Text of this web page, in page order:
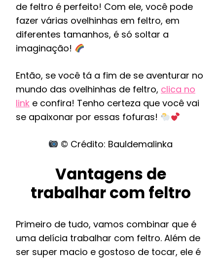
de feltro é perfeito! Com ele, você pode
fazer várias ovelhinhas em feltro, em
diferentes tamanhos, é só soltar a
imaginação!
Então, se você tá a fim de se aventurar no
mundo das ovelhinhas de feltro, clica no
link e confira! Tenho certeza que você vai
se apaixonar por essas fofuras!
© Crédito: Bauldemalinka
Vantagens de
trabalhar com feltro
Primeiro de tudo, vamos combinar que é
uma delícia trabalhar com feltro. Além de
ser super macio e gostoso de tocar, ele é